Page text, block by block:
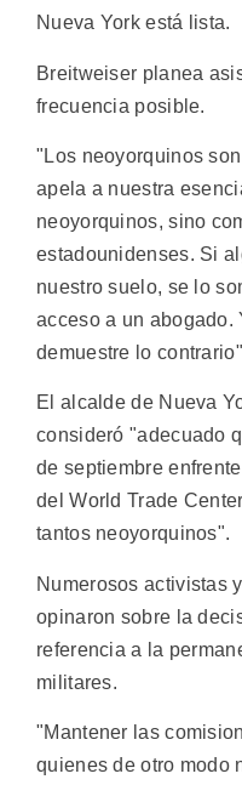
Nueva York está lista.
Breitweiser planea
frecuencia posible.
"Los neoyorquinos
apela a nuestra
neoyorquinos, sino
estadounidenses. Si
nuestro suelo, se lo
acceso a un abogado.
demuestre lo
El alcalde de Nueva
consideró "adecuado
de septiembre
del World Trade
tantos neoyorquinos".
Numerosos activistas
opinaron sobre la
referencia a la
militares.
"Mantener las
quienes de otro modo